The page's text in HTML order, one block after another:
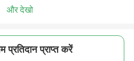
और देखो
प्रतिदान प्राप्त करें